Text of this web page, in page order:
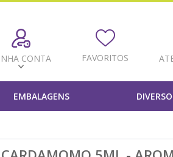
CONTA FAVORITOS
EMBALAGENS